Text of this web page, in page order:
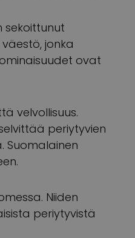
sekoittunut
jonka
ovat
velvollisuus.
periytyvien
Suomalainen
Niiden
periytyvistä